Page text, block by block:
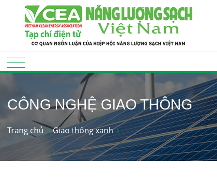
CÔNG NGHỆ GIAO THÔNG
Trang chủ Giao thông xanh